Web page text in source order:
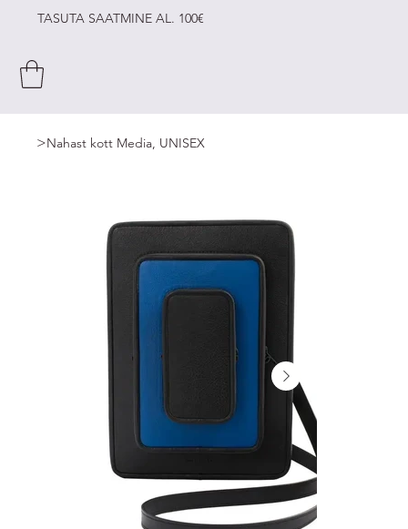
TASUTA SAATMINE AL. 100€
>Nahast kott Media, UNISEX